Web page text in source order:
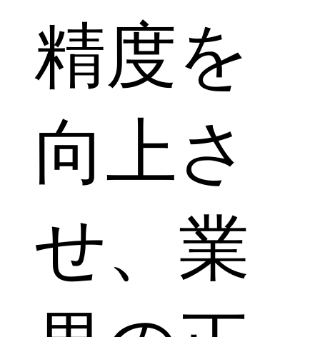
精度を
向上さ
せ、業